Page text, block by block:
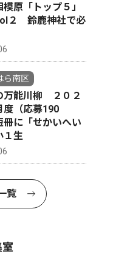
原「トップ５」
２ 鈴鹿神社で必
ら南区
万能川柳 ２０２
度（応募190
に「せかいへい
１生
覧